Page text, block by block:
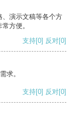
、演示文稿等各个方
方便。
支持[0] 反对[0]
求。
支持[0] 反对[0]